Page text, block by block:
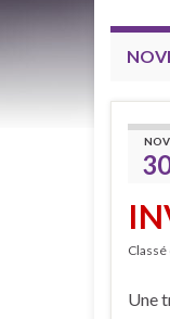
NOV
Classé
Une